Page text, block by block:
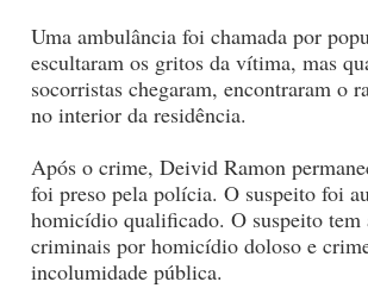
Uma ambulância foi chamada por
escultaram os gritos da vítima, mas
socorristas chegaram, encontraram o
no interior da residência.
Após o crime, Deivid Ramon
foi preso pela polícia. O suspeito foi
homicídio qualificado. O suspeito tem
criminais por homicídio doloso e
incolumidade pública.